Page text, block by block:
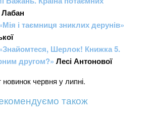
і таємниця зниклих дерунів»
Шерлок! Книжка 5.
другом?» Лесі Антонової
червня у липні.
також